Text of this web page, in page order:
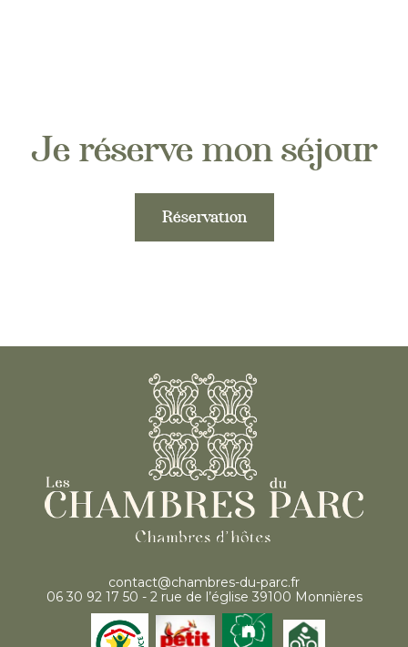
Je réserve mon séjour
Réservation
contact@chambres-du-parc.fr
06 30 92 17 50 - 2 rue de l’église 39100 Monnières